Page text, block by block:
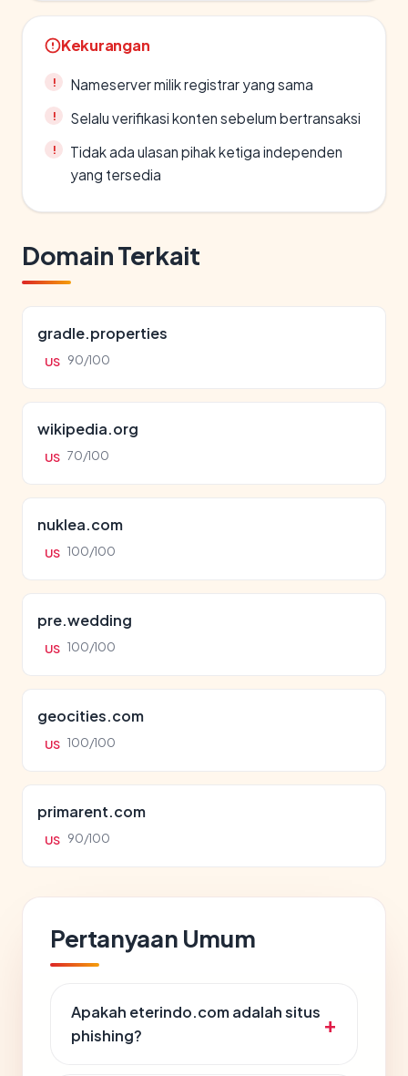
Kekurangan
Nameserver milik registrar yang sama
Selalu verifikasi konten sebelum bertransaksi
Tidak ada ulasan pihak ketiga independen
yang tersedia
Domain Terkait
gradle.properties
US 90/100
wikipedia.org
US 70/100
nuklea.com
US 100/100
pre.wedding
US 100/100
geocities.com
US 100/100
primarent.com
US 90/100
Pertanyaan Umum
Apakah eterindo.com adalah situs
phishing?